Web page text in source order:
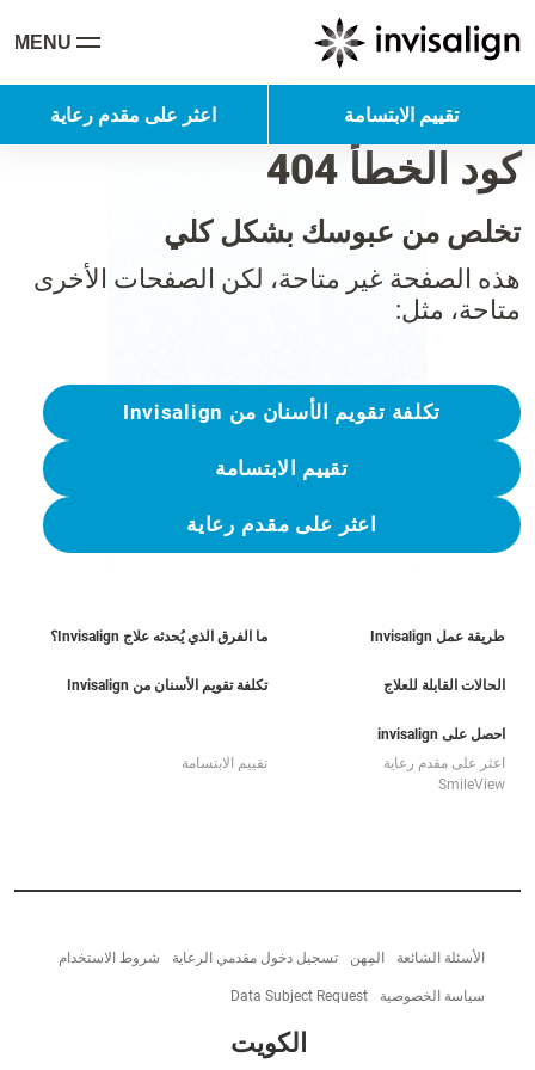
MENU
تقييم الابتسامة اعثر على مقدم رعاية
كود الخطأ 404
تخلص من عبوسك بشكل كلي
هذه الصفحة غير متاحة، لكن الصفحات الأخرى
متاحة، مثل:
تكلفة تقويم الأسنان من Invisalign
تقييم الابتسامة
اعثر على مقدم رعاية
طريقة عمل Invisalign ما الفرق الذي يُحدثه علاج Invisalign؟
الحالات القابلة للعلاج تكلفة تقويم الأسنان من Invisalign
احصل على invisalign
اعثر على مقدم رعاية
تقييم الابتسامة
SmileView
الأسئلة الشائعة المِهن تسجيل دخول مقدمي الرعاية شروط الاستخدام
سياسة الخصوصية Data Subject Request
الكويت‎